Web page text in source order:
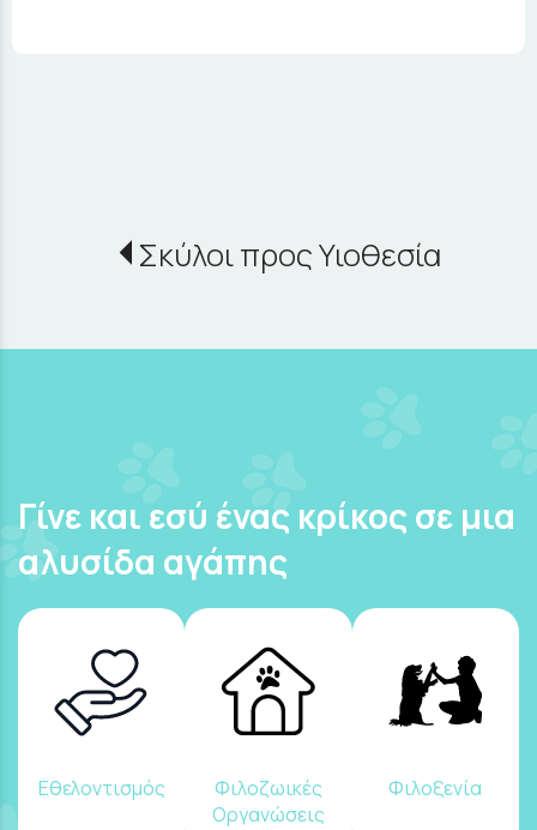
Σκύλοι προς Υιοθεσία
Γίνε και εσύ ένας κρίκος σε μια
αλυσίδα αγάπης
Εθελοντισμός
Φιλοζωικές
Οργανώσεις
Φιλοξενία